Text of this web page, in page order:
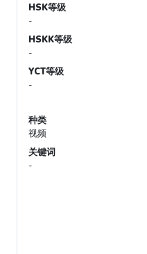
HSK等级
-
HSKK等级
-
YCT等级
-
种类
视频
关键词
-